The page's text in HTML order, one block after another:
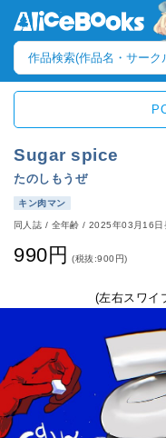
Sugar spice
たのしもうぜ
キン肉マン
同人誌 / 全年齢/2025年03月16日
990円 (税抜:900円)
(左右スワイ